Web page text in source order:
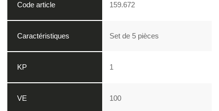
159.672
Set de 5 pièces
1
100